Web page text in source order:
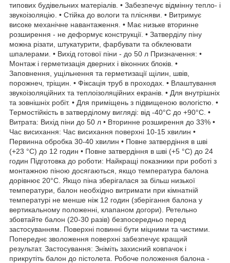
типових будівельних матеріалів. • Забезпечує відмінну тепло- і
звукоізоляцію. • Стійка до вологи та плісняви. • Витримує
високе механічне навантаження. • Має низьке вторинне
розширення - не деформує конструкції. • Затверділу піну
можна різати, штукатурити, фарбувати та обклеювати
шпалерами. • Вихід готової піни - до 50 л Призначення: •
Монтаж і герметизація дверних і віконних блоків. •
Заповнення, ущільнення та герметизації щілин, швів,
порожнеч, тріщин. • Фіксація труб в проходах. • Влаштування
звукоізоляційних та теплоізоляційних екранів. • Для внутрішніх
та зовнішніх робіт. • Для приміщень з підвищеною вологістю. •
Термостійкість в затверділому вигляді: від -40°С до +90°С. •
Витрата: Вихід піни до 50 л • Вторинне розширення до 33% •
Час висихання: Час висихання поверхні 10-15 хвилин •
Первинна обробка 30-40 хвилин • Повне затвердіння в шві
(+23 °C) до 12 годин • Повне затвердіння в шві (+5 °C) до 24
годин Підготовка до роботи: Найкращі показники при роботі з
монтажною піною досягаються, якщо температура балона
дорівнює 20°С. Якщо піна зберігалася за більш низької
температури, балон необхідно витримати при кімнатній
температурі не менше ніж 12 годин (зберігання балона у
вертикальному положенні, клапаном догори). Ретельно
збовтайте балон (20-30 разів) безпосередньо перед
застосуванням. Поверхні повинні бути міцними та чистими.
Попереднє зволоження поверхні забезпечує кращий
результат. Застосування: Зніміть захисний ковпачок і
прикрутіть балон до пістолета. Робоче положення балона -